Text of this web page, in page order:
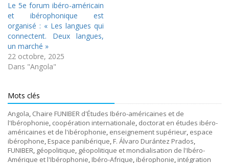
Le 5e forum ibéro-américain
et ibérophonique est
organisé : « Les langues qui
connectent. Deux langues,
un marché »
22 octobre, 2025
Dans "Angola"
Mots clés
Angola, Chaire FUNIBER d'Études Ibéro-américaines et de
l'Ibérophonie, coopération internationale, doctorat en études ibéro-
américaines et de l'ibérophonie, enseignement supérieur, espace
ibérophone, Espace panibérique, F. Álvaro Durántez Prados,
FUNIBER, géopolitique, géopolitique et mondialisation de l'Ibéro-
Amérique et l'Ibérophonie, Ibéro-Afrique, ibérophonie, intégration